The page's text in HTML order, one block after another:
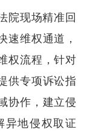
院现场精准回
速维权通道，
权流程，针对
供专项诉讼指
协作，建立侵
异地侵权取证